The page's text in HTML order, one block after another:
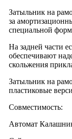
Затыльник на
за
специальной
На задней части
обеспечивают
скольжения
Затыльник на
пластиковые
Совместимость:
Автомат